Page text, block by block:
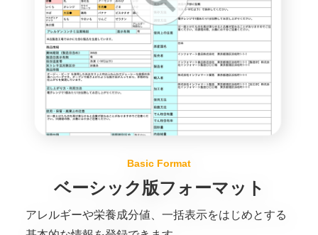
Basic Format
ベーシック版フォーマット
アレルギーや栄養成分値、一括表示をはじめとする